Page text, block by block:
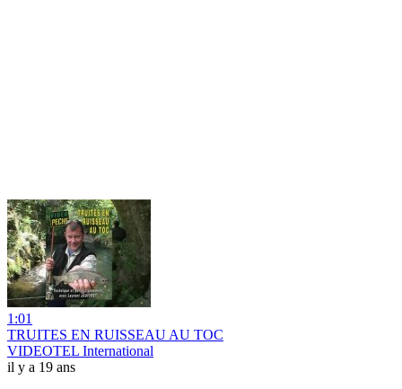
1:01
TRUITES EN RUISSEAU AU TOC
VIDEOTEL International
il y a 19 ans